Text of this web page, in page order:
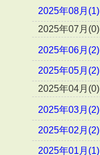
2025年08月(1)
2025年07月(0)
2025年06月(2)
2025年05月(2)
2025年04月(0)
2025年03月(2)
2025年02月(2)
2025年01月(1)